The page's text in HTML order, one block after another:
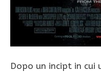
Dopo un incipt in cui